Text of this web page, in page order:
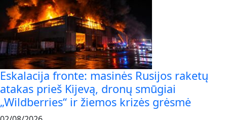
Eskalacija fronte: masinės Rusijos raketų
atakas prieš Kijevą, dronų smūgiai
„Wildberries“ ir žiemos krizės grėsmė